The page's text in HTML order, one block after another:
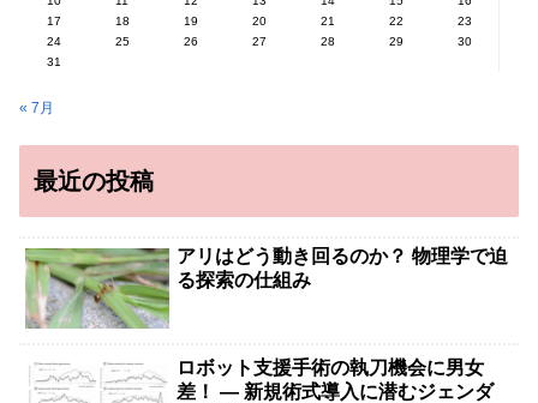
17
18 19 20 21 22
23
24
25 26 27 28 29
30
31
« 7月
最近の投稿
アリはどう動き回るのか？ 物理学で迫
る探索の仕組み
ロボット支援手術の執刀機会に男女
差！ — 新規術式導入に潜むジェンダ